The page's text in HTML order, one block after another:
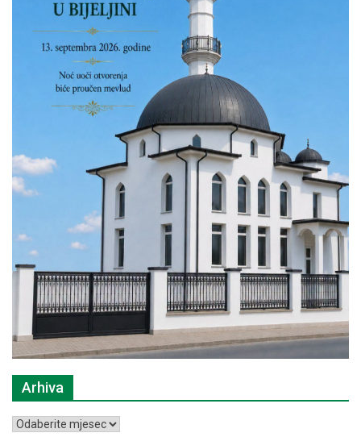
Arhiva
Arhiva